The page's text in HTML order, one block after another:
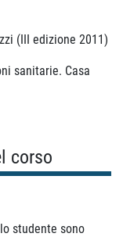
(III edizione 2011)
sanitarie. Casa
corso
studente sono